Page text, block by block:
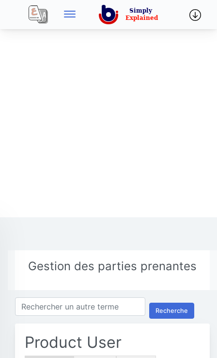
Gestion des parties prenantes
Recherche
Product User